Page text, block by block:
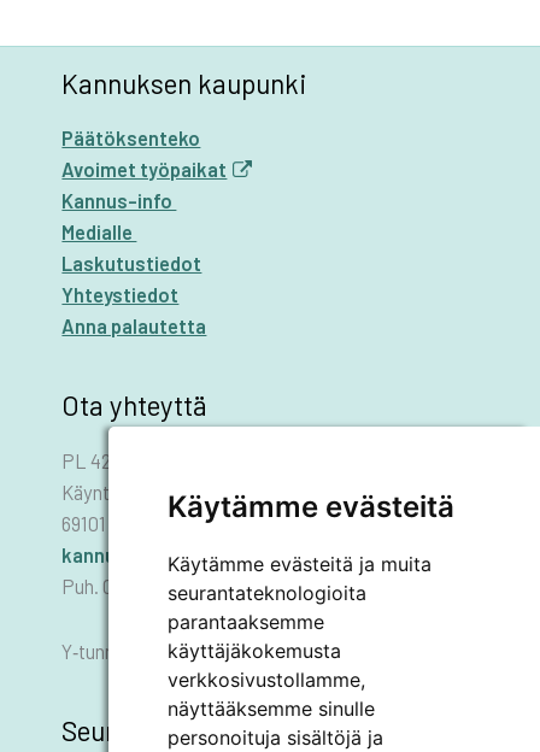
Käytämme evästeitä
Käytämme evästeitä ja muita
seurantateknologioita
parantaaksemme
käyttäjäkokemusta
verkkosivustollamme,
näyttääksemme sinulle
personoituja sisältöjä ja
Kannuksen kaupunki
Päätöksenteko
Avoimet työpaikat
Kannus-info
Medialle
Laskutustiedot
Yhteystiedot
Anna palautetta
Ota yhteyttä
PL 42
Käyntiosoite: Asematie 1
69101 KANNUS
kannus.kaupunki@kannus.ﬁ
Puh. 06 8745 111
Y‑tunnus 0178455–6
Seuraa meitä